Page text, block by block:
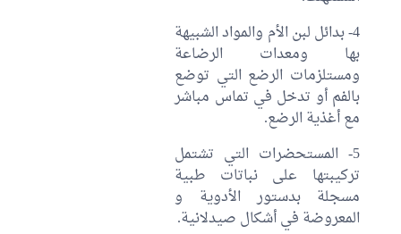
4- بدائل لبن الأم والمواد الشبيهة
بها ومعدات الرضاعة
ومستلزمات الرضع التي توضع
بالفم أو تدخل في تماس مباشر
مع أغذية الرضع.
5- المستحضرات التي تشتمل
تركيبتها على نباتات طبية
مسجلة بدستور الأدوية و
المعروضة في أشكال صيدلانية.